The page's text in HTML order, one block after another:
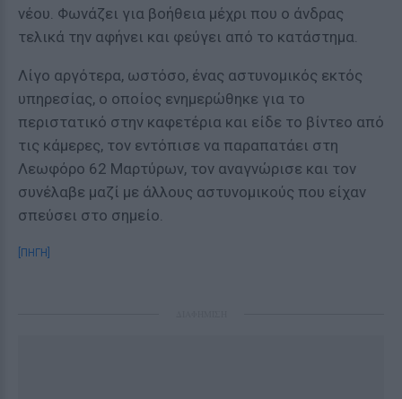
νέου. Φωνάζει για βοήθεια μέχρι που ο άνδρας
τελικά την αφήνει και φεύγει από το κατάστημα.
Λίγο αργότερα, ωστόσο, ένας αστυνομικός εκτός
υπηρεσίας, ο οποίος ενημερώθηκε για το
περιστατικό στην καφετέρια και είδε το βίντεο από
τις κάμερες, τον εντόπισε να παραπατάει στη
Λεωφόρο 62 Μαρτύρων, τον αναγνώρισε και τον
συνέλαβε μαζί με άλλους αστυνομικούς που είχαν
σπεύσει στο σημείο.
[ΠΗΓΗ]